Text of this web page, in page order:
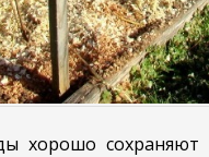
хорошо